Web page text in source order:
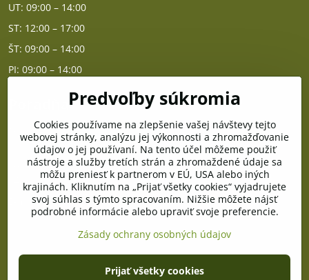
UT: 09:00 – 14:00
ST: 12:00 – 17:00
ŠT: 09:00 – 14:00
PI: 09:00 – 14:00
PO - PIA od 10:00 do 14:00
Telefón poradňa:
+421 903 996 513
E-mail:
poradna@pramenzdravia.sk
©2026Copyright
Predvoľby súkromiaZásady ochrany osobných údajov
Predvoľby súkromia
Cookies používame na zlepšenie vašej návštevy tejto
webovej stránky, analýzu jej výkonnosti a zhromažďovanie
údajov o jej používaní. Na tento účel môžeme použiť
nástroje a služby tretích strán a zhromaždené údaje sa
môžu preniesť k partnerom v EÚ, USA alebo iných
krajinách. Kliknutím na „Prijať všetky cookies“ vyjadrujete
svoj súhlas s týmto spracovaním. Nižšie môžete nájsť
podrobné informácie alebo upraviť svoje preferencie.
Zásady ochrany osobných údajov
Prijať všetky cookies